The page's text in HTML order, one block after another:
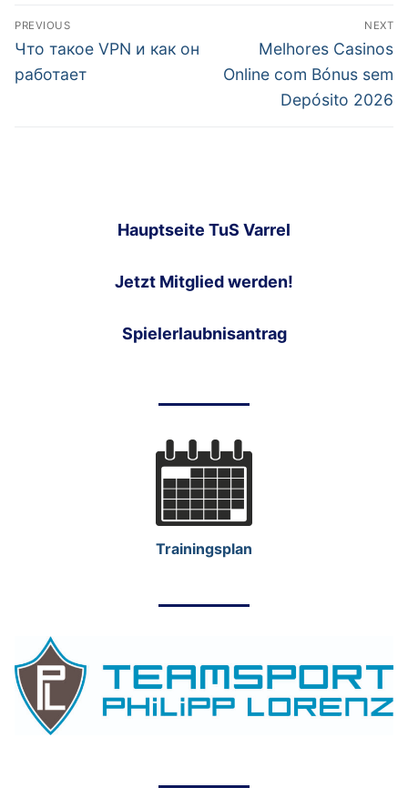
Post
navigation
PREVIOUS
Previous
post:
Что такое VPN и как он
работает
NEXT
Next
post:
Melhores Casinos
Online com Bónus sem
Depósito 2026
Hauptseite TuS Varrel
Jetzt Mitglied werden!
Spielerlaubnisantrag
Trainingsplan